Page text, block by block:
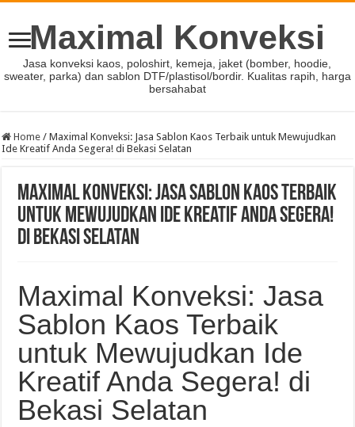
Maximal Konveksi
Jasa konveksi kaos, poloshirt, kemeja, jaket (bomber, hoodie,
sweater, parka) dan sablon DTF/plastisol/bordir. Kualitas rapih, harga
bersahabat
Home / Maximal Konveksi: Jasa Sablon Kaos Terbaik untuk Mewujudkan
Ide Kreatif Anda Segera! di Bekasi Selatan
Maximal Konveksi: Jasa Sablon Kaos Terbaik
untuk Mewujudkan Ide Kreatif Anda Segera!
di Bekasi Selatan
Maximal Konveksi: Jasa
Sablon Kaos Terbaik
untuk Mewujudkan Ide
Kreatif Anda Segera! di
Bekasi Selatan